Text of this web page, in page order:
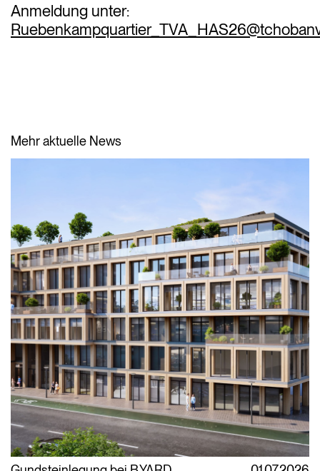
Anmeldung unter:
Mehr aktuelle News